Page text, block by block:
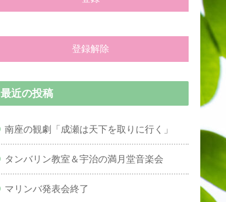
最近の投稿
南座の観劇「成瀬は天下を取りに行く」
タンバリン教室＆宇治の満月堂音楽会
マリンバ発表会終了